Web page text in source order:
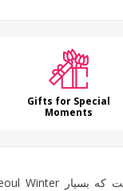
Gifts for Special
Moments